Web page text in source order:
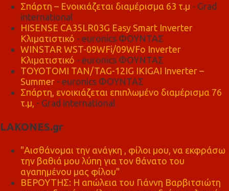
Σπάρτη – Ενοικιάζεται διαμέρισμα 63 τ.μ - Grad
international
HISENSE CA35LR03G Easy Smart Inverter
Κλιματιστικό - euronics ΦΟΥΝΤΑΣ
WINSTAR WST-09WFi/09WFo Inverter
Κλιματιστικό - euronics ΦΟΥΝΤΑΣ
TOYOTOMI TAN/TAG-12IG IKIGAI Inverter –
Summer - euronics ΦΟΥΝΤΑΣ
Σπάρτη, ενοικιάζεται επιπλωμένο διαμέρισμα 76
τ.μ, - Grad international
LAKONES.gr
"Αισθάνομαι την ανάγκη , φίλοι μου, να εκφράσω
την βαθιά μου λύπη για τον θάνατο του
αγαπημένου μας φίλου"
ΒΕΡΟΥΤΗΣ: Η απώλεια του Γιάννη Βαρβιτσιώτη